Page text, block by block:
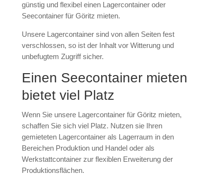
günstig und flexibel einen Lagercontainer oder
Seecontainer für Göritz mieten.
Unsere Lagercontainer sind von allen Seiten fest
verschlossen, so ist der Inhalt vor Witterung und
unbefugtem Zugriff sicher.
Einen Seecontainer mieten
bietet viel Platz
Wenn Sie unsere Lagercontainer für Göritz mieten,
schaffen Sie sich viel Platz. Nutzen sie Ihren
gemieteten Lagercontainer als Lagerraum in den
Bereichen Produktion und Handel oder als
Werkstattcontainer zur flexiblen Erweiterung der
Produktionsflächen.